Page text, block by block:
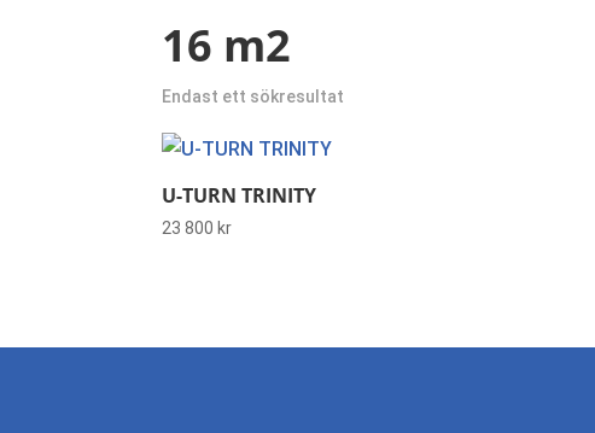
16 m2
Endast ett sökresultat
U-TURN TRINITY
23 800 kr